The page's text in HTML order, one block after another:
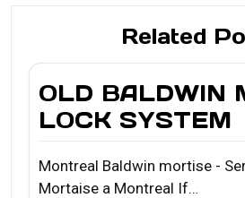
Related
OLD BALDWIN
LOCK SYSTEM
Montreal Baldwin mortise -
Mortaise a Montreal If…